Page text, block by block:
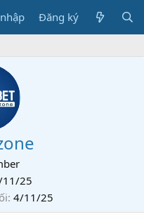
Đăng ký
25
4/11/25